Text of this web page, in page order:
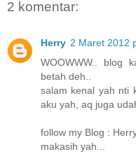
2 komentar:
Herry 2 Maret 2012
WOOWWW.. blog
betah deh..
salam kenal yah nti
aku yah, aq juga
follow my Blog :
makasih yah...